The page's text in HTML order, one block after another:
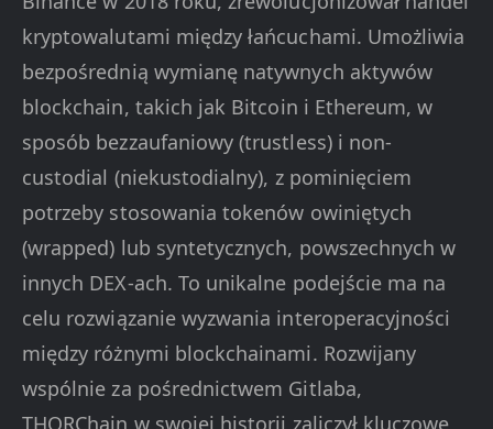
kryptowalutami między łańcuchami. Umożliwia
bezpośrednią wymianę natywnych aktywów
blockchain, takich jak Bitcoin i Ethereum, w
sposób bezzaufaniowy (trustless) i non-
custodial (niekustodialny), z pominięciem
potrzeby stosowania tokenów owiniętych
(wrapped) lub syntetycznych, powszechnych w
innych DEX-ach. To unikalne podejście ma na
celu rozwiązanie wyzwania interoperacyjności
między różnymi blockchainami. Rozwijany
wspólnie za pośrednictwem Gitlaba,
THORChain w swojej historii zaliczył kluczowe